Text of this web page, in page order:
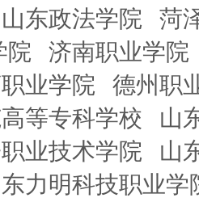
山东政法学院
菏
院
济南职业学院
业学院
德州职
等专科学校
山
业技术学院
山
力明科技职业学